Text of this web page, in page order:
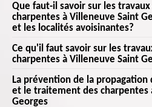
Que faut-il savoir sur les
charpentes à Villeneuve Saint
et les localités avoisinantes?
Les personnes qui veulent se conformer
obligées de réaliser un certain
traitement pour la charpente sont à
construction qui exigent ce genre de
sécurité et de la durabilité des
Ce qu'il faut savoir sur les
charpentes à Villeneuve Saint
Les opérations de traitement
maisons. Les traitements renforcent la
La prévention de la propagation
et le traitement des charpentes
Georges